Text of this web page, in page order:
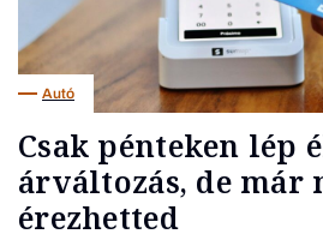
Autó
Csak pénteken lép
árváltozás, de már
érezhetted